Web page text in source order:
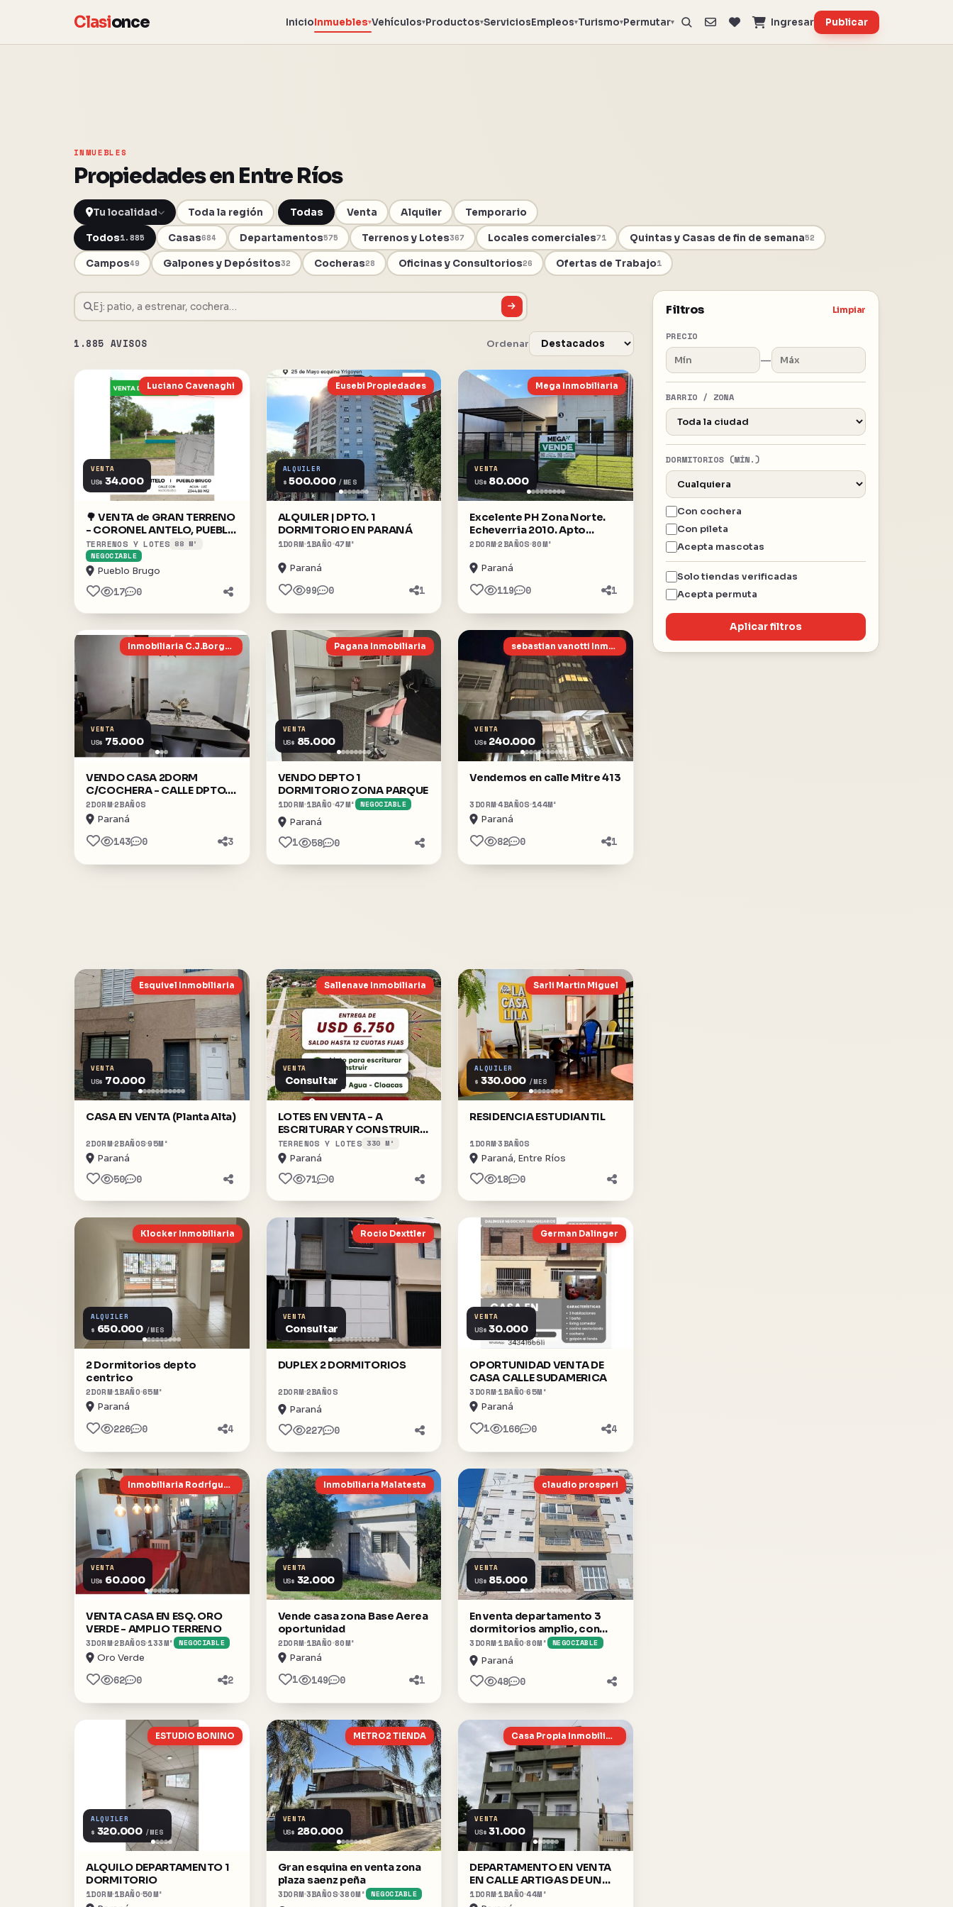
Clasionce InicioInmuebles▾Vehículos▾Productos▾ServiciosEmpleos▾Turismo▾Permutar▾ Ingresar Publicar
INMUEBLES
Propiedades en Entre Ríos
Toda la región Todas Venta Alquiler Temporario
Todos1.885 Casas684 Departamentos575 Terrenos y Lotes367 Locales comerciales71 Quintas y Casas de fin de semana52
Campos49 Galpones y Depósitos32 Cocheras28 Oficinas y Consultorios26 Ofertas de Trabajo1
Filtros Limpiar
PRECIO
—
BARRIO / ZONA
DORMITORIOS (MÍN.)
Con cochera
Con pileta
Acepta mascotas
Solo tiendas verificadas
Acepta permuta
Aplicar filtros
1.885 AVISOS Ordenar
Luciano Cavenaghi
VENTA
US$ 34.000
🌳 VENTA de GRAN TERRENO
- CORONEL ANTELO, PUEBLO
BRUGO 🌱
TERRENOS Y LOTES 88 M²
NEGOCIABLE
Pueblo Brugo
17 0
Eusebi Propiedades
ALQUILER
$ 500.000 /MES
ALQUILER | DPTO. 1
DORMITORIO EN PARANÁ
1DORM 1BAÑO 47M²
Paraná
99 0 1
Mega Inmobiliaria
VENTA
US$ 80.000
Excelente PH Zona Norte.
Echeverria 2010. Apto
Credito
2DORM2BAÑOS 80M²
Paraná
119 0 1
Inmobiliaria C.J.Borgobello
VENTA
US$ 75.000
VENDO CASA 2DORM
C/COCHERA - CALLE DPTO.
FEDERAL
2DORM2BAÑOS
Paraná
143 0 3
Pagana Inmobiliaria
VENTA
US$ 85.000
VENDO DEPTO 1
DORMITORIO ZONA PARQUE
1DORM 1BAÑO 47M² NEGOCIABLE
Paraná
1 58 0
sebastian vanotti Inmuebles
VENTA
US$ 240.000
Vendemos en calle Mitre 413
3DORM4BAÑOS 144M²
Paraná
82 0 1
Esquivel Inmobiliaria
VENTA
US$ 70.000
CASA EN VENTA (Planta Alta)
2DORM2BAÑOS95M²
Paraná
50 0
Sallenave Inmobiliaria
VENTA
Consultar
LOTES EN VENTA - A
ESCRITURAR Y CONSTRUIR -
ENTREGA DE 6.750 USD Y 12
CUOTAS FIJAS
TERRENOS Y LOTES 330 M²
Paraná
71 0
Sarli Martin Miguel
ALQUILER
$ 330.000 /MES
RESIDENCIA ESTUDIANTIL
1DORM3BAÑOS
Paraná, Entre Ríos
18 0
Klocker Inmobiliaria
ALQUILER
$ 650.000 /MES
2 Dormitorios depto
centrico
2DORM 1BAÑO65M²
Paraná
226 0 4
Rocio Dexttler
VENTA
Consultar
DUPLEX 2 DORMITORIOS
2DORM 2BAÑOS
Paraná
227 0
German Dalinger
VENTA
US$ 30.000
OPORTUNIDAD VENTA DE
CASA CALLE SUDAMERICA
3DORM 1BAÑO65M²
Paraná
1 166 0 4
Inmobiliaria Rodríguez Plaza
VENTA
US$ 60.000
VENTA CASA EN ESQ. ORO
VERDE - AMPLIO TERRENO
3DORM2BAÑOS 133M² NEGOCIABLE
Oro Verde
62 0 2
Inmobiliaria Malatesta
VENTA
US$ 32.000
Vende casa zona Base Aerea
oportunidad
2DORM 1BAÑO 80M²
Paraná
1 149 0 1
claudio prosperi
VENTA
US$ 85.000
En venta departamento 3
dormitorios amplio, con
balcón , contrafrente zona
centro Civico
3DORM 1BAÑO80M² NEGOCIABLE
Paraná
48 0
ESTUDIO BONINO
ALQUILER
$ 320.000 /MES
ALQUILO DEPARTAMENTO 1
DORMITORIO
1DORM 1BAÑO50M²
METRO2 TIENDA
VENTA
US$ 280.000
Gran esquina en venta zona
plaza saenz peña
3DORM 3BAÑOS380M² NEGOCIABLE
Casa Propia Inmobiliaria
VENTA
US$ 31.000
DEPARTAMENTO EN VENTA
EN CALLE ARTIGAS DE UN
DORMITORIO
1DORM 1BAÑO44M²